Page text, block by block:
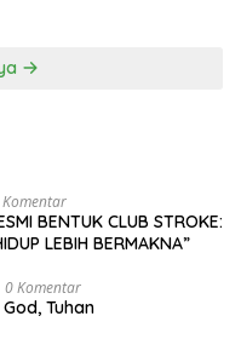
BENTUK CLUB STROKE:
LEBIH BERMAKNA”
0 Komentar
Tuhan